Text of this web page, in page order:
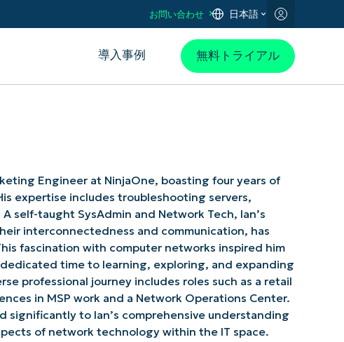
お問い合わせ 日本語
導入事例 無料トライアル
Engineer at NinjaOne, boasting four years of
expertise includes troubleshooting servers,
self-taught SysAdmin and Network Tech, Ian’s
interconnectedness and communication, has
fascination with computer networks inspired him
time to learning, exploring, and expanding
professional journey includes roles such as a retail
in MSP work and a Network Operations Center.
significantly to Ian’s comprehensive understanding
of network technology within the IT space.